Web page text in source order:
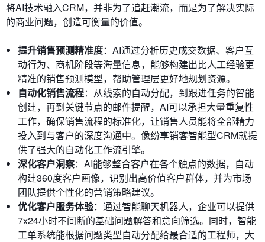
将AI技术融入CRM，并非为了追赶潮流，而是为了解决实际
的商业问题，创造可衡量的价值。
提升销售预测精准度：AI通过分析历史成交数据、客户互
动行为、商机阶段等海量信息，能够构建出比人工经验更
精准的销售预测模型，帮助管理层更好地规划资源。
自动化销售流程：从线索的自动分配，到跟进任务的智能
创建，再到关键节点的邮件提醒，AI可以承担大量重复性
工作，确保销售流程的标准化，让销售人员能将全部精力
投入到与客户的深度沟通中。像纷享销客智能型CRM就提
供了强大的自动化工作流引擎。
深化客户洞察：AI能够整合客户在各个触点的数据，自动
构建360度客户画像，识别出高价值客户群体，并为市场
团队提供个性化的营销策略建议。
优化客户服务体验：通过智能聊天机器人，企业可以提供
7x24小时不间断的基础问题解答和意向筛选。同时，智能
工单系统能根据问题类型自动分配给最合适的工程师，大